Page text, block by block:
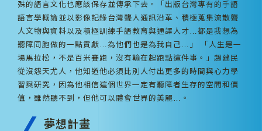
殊的語言文化也應該保存並傳承下去。「出版台灣專有的手語
語言學概論並以影像記錄台灣聾人通訊沿革、積極蒐集流散聾
人文物與資料以及積極訓練手語教育與通譯人才…都是我想為
聽障同胞做的一點貢獻…為他們也是為我自己…」 「人生是一
場馬拉松，不是百米賽跑，沒有輸在起跑點這件事。」趙建民
從沒怨天尤人，他知道他必須比別人付出更多的時間與心力學
習與研究，因為他相信這個世界一定有聽障者生存的空間和價
值，雖然聽不到，但他可以體會世界的美麗…。
夢想計畫